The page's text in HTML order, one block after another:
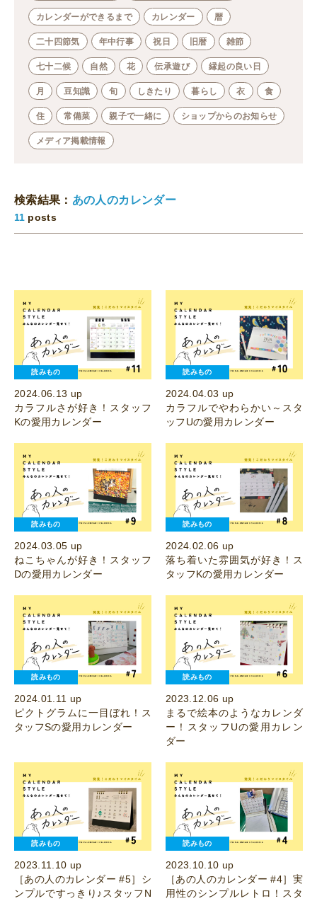
カレンダーができるまで カレンダー 暦
二十四節気 年中行事 祝日 旧暦 雑節
七十二候 自然 花 伝承遊び 縁起の良い日
月 豆知識 旬 しきたり 暮らし 衣 食
住 常備菜 親子で一緒に ショップからのお知らせ
メディア掲載情報
検索結果： あの人のカレンダー
11 posts
読みもの
2024.06.13 up
カラフルさが好き！スタッフ
Kの愛用カレンダー
読みもの
2024.04.03 up
カラフルでやわらかい～スタ
ッフUの愛用カレンダー
読みもの
2024.03.05 up
ねこちゃんが好き！スタッフ
Dの愛用カレンダー
読みもの
2024.02.06 up
落ち着いた雰囲気が好き！ス
タッフKの愛用カレンダー
読みもの
2024.01.11 up
ピクトグラムに一目ぼれ！ス
タッフSの愛用カレンダー
読みもの
2023.12.06 up
まるで絵本のようなカレンダ
ー！スタッフUの愛用カレン
ダー
読みもの
2023.11.10 up
［あの人のカレンダー #5］シ
ンプルですっきり♪スタッフN
読みもの
2023.10.10 up
［あの人のカレンダー #4］実
用性のシンプルレトロ！スタ